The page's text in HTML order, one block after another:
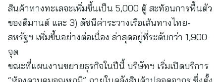
สินค้าทางทะเลจะเพิ่มขึ้นเป็น 5,000 ตู้ สะท้อนการฟื้นตัว
ของดีมานด์ และ 3) ดัชนีค่าระวางเรือเส้นทางไทย-
สหรัฐฯ เพิ่มขึ้นอย่างต่อเนื่อง ล่าสุดอยู่ที่ระดับกว่า 1,900
จุด
ขณะที่แผนงานขยายธุรกิจในปีนี้ บริษัทฯ เริ่มเปิดบริการ